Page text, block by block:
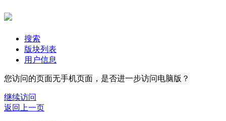
搜索
版块列表
用户信息
您访问的页面无手机页面，是否进一步访问电脑版？
继续访问
返回上一页